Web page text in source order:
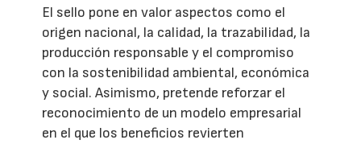
El sello pone en valor aspectos como el
origen nacional, la calidad, la trazabilidad, la
producción responsable y el compromiso
con la sostenibilidad ambiental, económica
y social. Asimismo, pretende reforzar el
reconocimiento de un modelo empresarial
en el que los beneficios revierten